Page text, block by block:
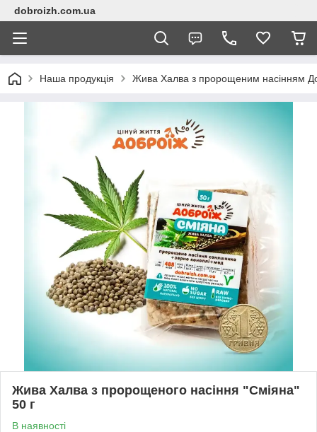
dobroizh.com.ua
Наша продукція Жива Халва з пророщеним насінням
Жива Халва з пророщеного насіння "Сміяна"
50 г
В наявності